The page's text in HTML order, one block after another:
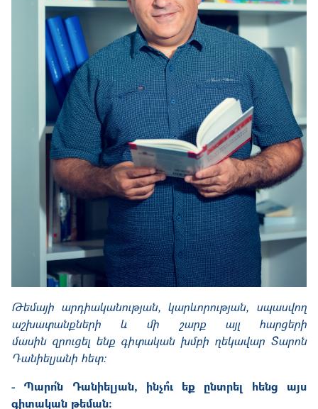
Թեմայի արդիականության, կարևորության, սպասվող
աշխատանքների և մի շարք այլ հարցերի
մասին զրուցել ենք գիտական խմբի ղեկավար Տարոն
Դանիելյանի հետ:
- Պարո՛ն Դանիելյան, ինչո՞ւ եք ընտրել հենց այս
գիտական թեման: